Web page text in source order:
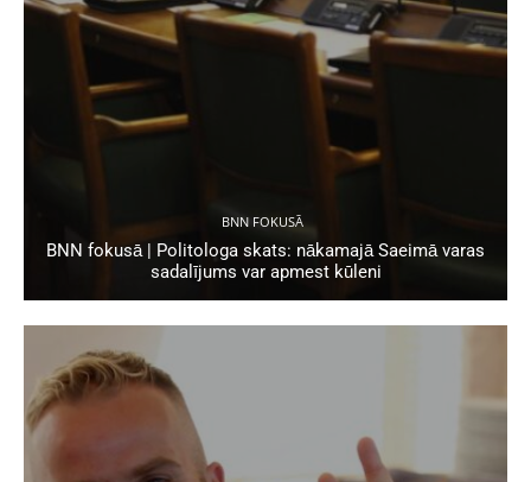
BNN FOKUSĀ
BNN fokusā | Politologa skats: nākamajā Saeimā varas
sadalījums var apmest kūleni